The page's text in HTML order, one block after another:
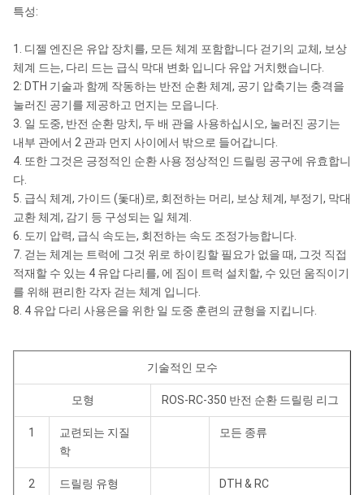
특성:
1. 디젤 엔진은 유압 장치를, 모든 체계 포함합니다 걷기의 교체, 보상
체계 드는, 다리 드는 급식 막대 변화 입니다 유압 거치했습니다.
2: DTH 기술과 함께 작동하는 반전 순환 체계, 공기 압축기는 충격을
눌러진 공기를 제공하고 먼지는 모읍니다.
3. 일 도중, 반전 순환 망치, 두 배 관을 사용하십시오, 눌러진 공기는
내부 관에서 2 관과 먼지 사이에서 밖으로 들어갑니다.
4. 또한 그것은 긍정적인 순환 사용 정상적인 드릴링 공구에 유효합니
다.
5. 급식 체계, 가이드 (돛대)로, 회전하는 머리, 보상 체계, 부정기, 막대
교환 체계, 감기 등 구성되는 일 체계.
6. 도끼 압력, 급식 속도는, 회전하는 속도 조정가능합니다.
7. 걷는 체계는 트럭에 그것 위로 하이킹할 필요가 없을 때, 그것 직접
적재할 수 있는 4 유압 다리를, 에 짐이 트럭 설치할, 수 있던 움직이기
를 위해 편리한 각자 걷는 체계 입니다.
8. 4 유압 다리 사용은을 위한 일 도중 훈련의 균형을 지킵니다.
기술적인 모수
모형 ROS-RC-350 반전 순환 드릴링 리그
1
교련되는 지질
학
모든 종류
2 드릴링 유형 DTH & RC